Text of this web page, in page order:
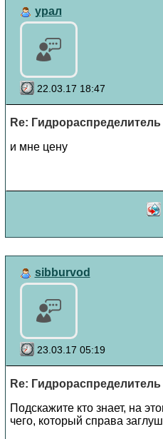
урал
22.03.17 18:47
Re: Гидрораспределитель
и мне цену
sibburvod
23.03.17 05:19
Re: Гидрораспределитель
Подскажите кто знает, на
чего, который справа